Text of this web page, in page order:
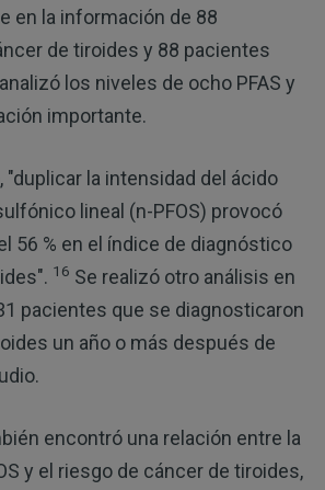
en la información de 88
de tiroides y 88 pacientes
los niveles de ocho PFAS y
importante.
"duplicar la intensidad del ácido
lineal (n-PFOS) provocó
56 % en el índice de diagnóstico
16 Se realizó otro análisis en
pacientes que se diagnosticaron
un año o más después de
encontró una relación entre la
y el riesgo de cáncer de tiroides,